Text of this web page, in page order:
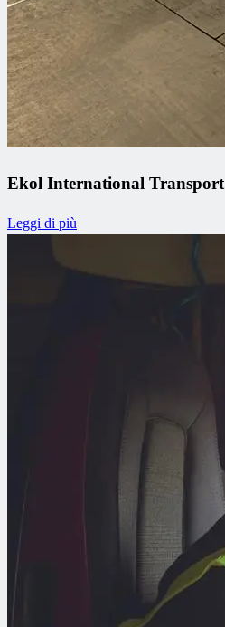
Ekol International Transport
Leggi di più